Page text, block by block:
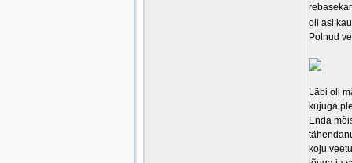
oli asi
Polnud
Läbi oli
kujuga
Enda
koju